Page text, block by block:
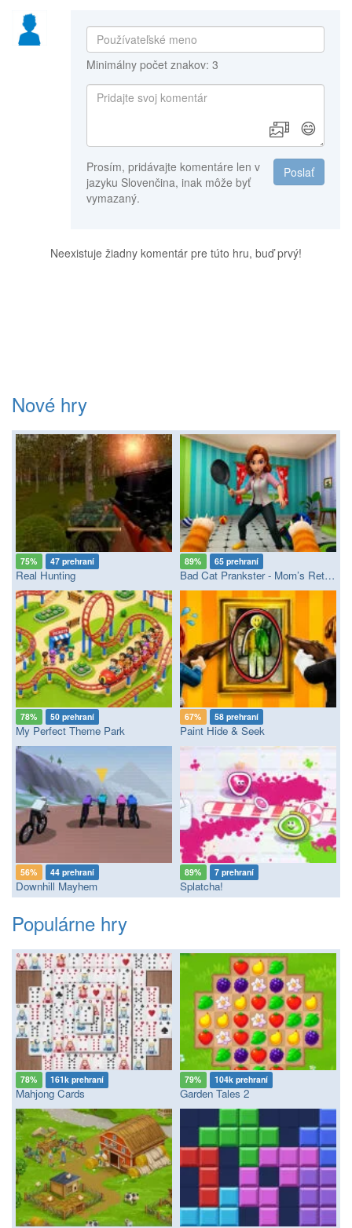
Minimálny počet znakov: 3
😄
Poslať
Prosím, pridávajte komentáre len v
jazyku Slovenčina, inak môže byť
vymazaný.
Neexistuje žiadny komentár pre túto hru, buď prvý!
Nové hry
75% 47 prehraní
Real Hunting
89% 65 prehraní
Bad Cat Prankster - Mom’s Return
78% 50 prehraní
My Perfect Theme Park
67% 58 prehraní
Paint Hide & Seek
56% 44 prehraní
Downhill Mayhem
89% 7 prehraní
Splatcha!
Populárne hry
78% 161k prehraní
Mahjong Cards
79% 104k prehraní
Garden Tales 2